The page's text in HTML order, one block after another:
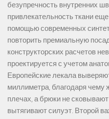
безупречность внутренних
привлекательность ткани
помощью современных
повторить премиальную
конструкторских расчетов
проектируется с учетом
Европейские лекала
миллиметра, благодаря чему
плечах, а брюки не
вытягивают силуэт. Второй